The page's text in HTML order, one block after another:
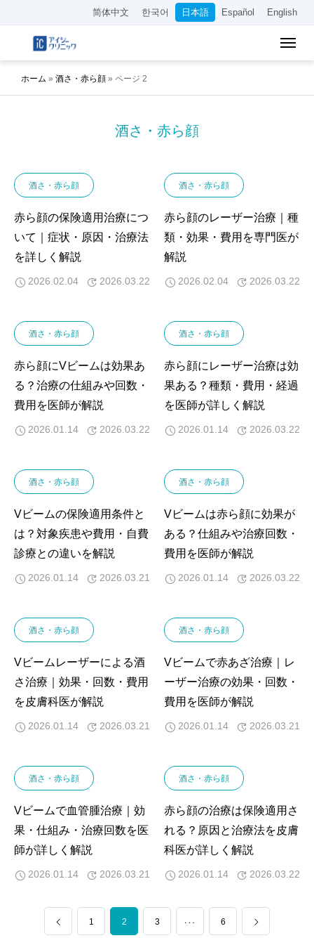
简体中文 한국어 日本語 Español English
ホーム » 酒さ・赤ら顔 » ページ 2
酒さ・赤ら顔
酒さ・赤ら顔
赤ら顔の保険適用治療につ
いて｜症状・原因・治療法
を詳しく解説
2026.02.04 2026.03.22
酒さ・赤ら顔
赤ら顔のレーザー治療｜種
類・効果・費用を専門医が
解説
2026.02.04 2026.03.22
酒さ・赤ら顔
赤ら顔にVビームは効果あ
る？治療の仕組みや回数・
費用を医師が解説
2026.01.14 2026.03.22
酒さ・赤ら顔
赤ら顔にレーザー治療は効
果ある？種類・費用・経過
を医師が詳しく解説
2026.01.14 2026.03.22
酒さ・赤ら顔
Vビームの保険適用条件と
は？対象疾患や費用・自費
診療との違いを解説
2026.01.14 2026.03.21
酒さ・赤ら顔
Vビームは赤ら顔に効果が
ある？仕組みや治療回数・
費用を医師が解説
2026.01.14 2026.03.22
酒さ・赤ら顔
Vビームレーザーによる酒
さ治療｜効果・回数・費用
を皮膚科医が解説
2026.01.14 2026.03.21
酒さ・赤ら顔
Vビームで赤あざ治療｜レ
ーザー治療の効果・回数・
費用を医師が解説
2026.01.14 2026.03.21
酒さ・赤ら顔
Vビームで血管腫治療｜効
果・仕組み・治療回数を医
師が詳しく解説
2026.01.14 2026.03.21
酒さ・赤ら顔
赤ら顔の治療は保険適用さ
れる？原因と治療法を皮膚
科医が詳しく解説
2026.01.14 2026.03.22
1 2 3
… 6